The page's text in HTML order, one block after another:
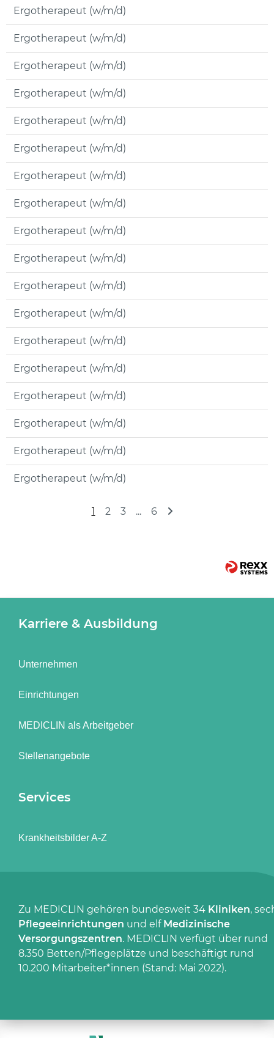
Ergotherapeut (w/m/d)
Ergotherapeut (w/m/d)
Ergotherapeut (w/m/d)
Ergotherapeut (w/m/d)
Ergotherapeut (w/m/d)
Ergotherapeut (w/m/d)
Ergotherapeut (w/m/d)
Ergotherapeut (w/m/d)
Ergotherapeut (w/m/d)
Ergotherapeut (w/m/d)
Ergotherapeut (w/m/d)
Ergotherapeut (w/m/d)
Ergotherapeut (w/m/d)
Ergotherapeut (w/m/d)
Ergotherapeut (w/m/d)
Ergotherapeut (w/m/d)
Ergotherapeut (w/m/d)
Ergotherapeut (w/m/d)
1 2 3 ... 6
Karriere & Ausbildung
Unternehmen
Einrichtungen
MEDICLIN als Arbeitgeber
Stellenangebote
Services
Krankheitsbilder A-Z
Zu MEDICLIN gehören bundesweit 34 Kliniken,
Pflegeeinrichtungen und elf Medizinische
Versorgungszentren. MEDICLIN verfügt über rund
8.350 Betten/Pflegeplätze und beschäftigt rund
10.200 Mitarbeiter*innen (Stand: Mai 2022).